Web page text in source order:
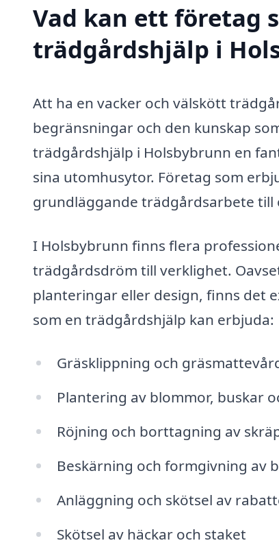
Vad kan ett företag
trädgårdshjälp i
Att ha en vacker och välskött
begränsningar och den kunskap
trädgårdshjälp i Holsbybrunn en
sina utomhusytor. Företag som
grundläggande trädgårdsarbete
I Holsbybrunn finns flera
trädgårdsdröm till verklighet.
planteringar eller design, finns det
som en trädgårdshjälp kan erbjuda:
Gräsklippning och
Plantering av blommor, buskar
Röjning och borttagning av
Beskärning och formgivning av
Anläggning och skötsel av
Skötsel av häckar och staket